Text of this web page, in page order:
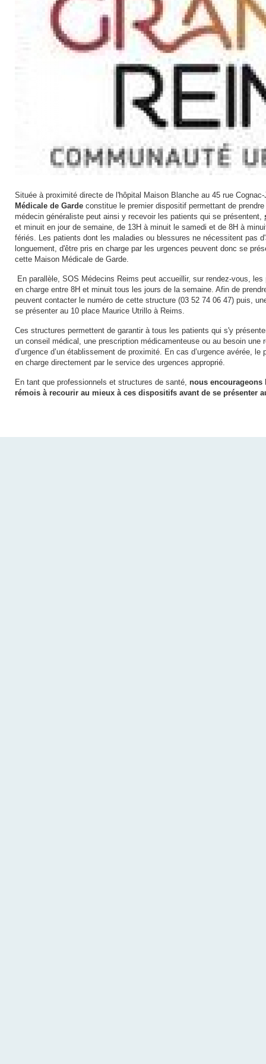
Située à proximité directe de l'hôpital Maison Blanche au 45 rue
Médicale de Garde constitue le premier dispositif permettant de
médecin généraliste peut ainsi y recevoir les patients qui se présentent,
et minuit en jour de semaine, de 13H à minuit le samedi et de 8H à
fériés. Les patients dont les maladies ou blessures ne nécessitent pas
longuement, d'être pris en charge par les urgences peuvent donc se
cette Maison Médicale de Garde.
En parallèle, SOS Médecins Reims peut accueillir, sur rendez-vous,
en charge entre 8H et minuit tous les jours de la semaine. Afin de
peuvent contacter le numéro de cette structure (03 52 74 06 47) puis,
se présenter au 10 place Maurice Utrillo à Reims.
Ces structures permettent de garantir à tous les patients qui s'y
un conseil médical, une prescription médicamenteuse ou au besoin une
d’urgence d’un établissement de proximité. En cas d’urgence avérée,
en charge directement par le service des urgences approprié.
En tant que professionnels et structures de santé, nous encourageons
rémois à recourir au mieux à ces dispositifs avant de se présenter